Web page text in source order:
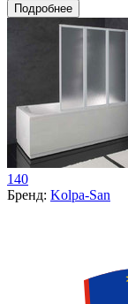
Подробнее
140
Бренд: Kolpa-San